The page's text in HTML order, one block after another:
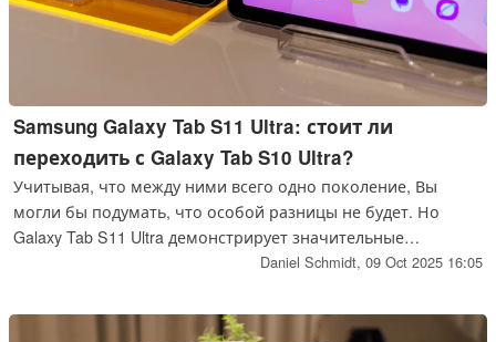
Samsung Galaxy Tab S11 Ultra: стоит ли
переходить с Galaxy Tab S10 Ultra?
Учитывая, что между ними всего одно поколение, Вы
могли бы подумать, что особой разницы не будет. Но
Galaxy Tab S11 Ultra демонстрирует значительные
улучшения по сравнению с предшественником, особенно
оправдать переход на новый планшет?
Daniel Schmidt, 09 Oct 2025 16:05